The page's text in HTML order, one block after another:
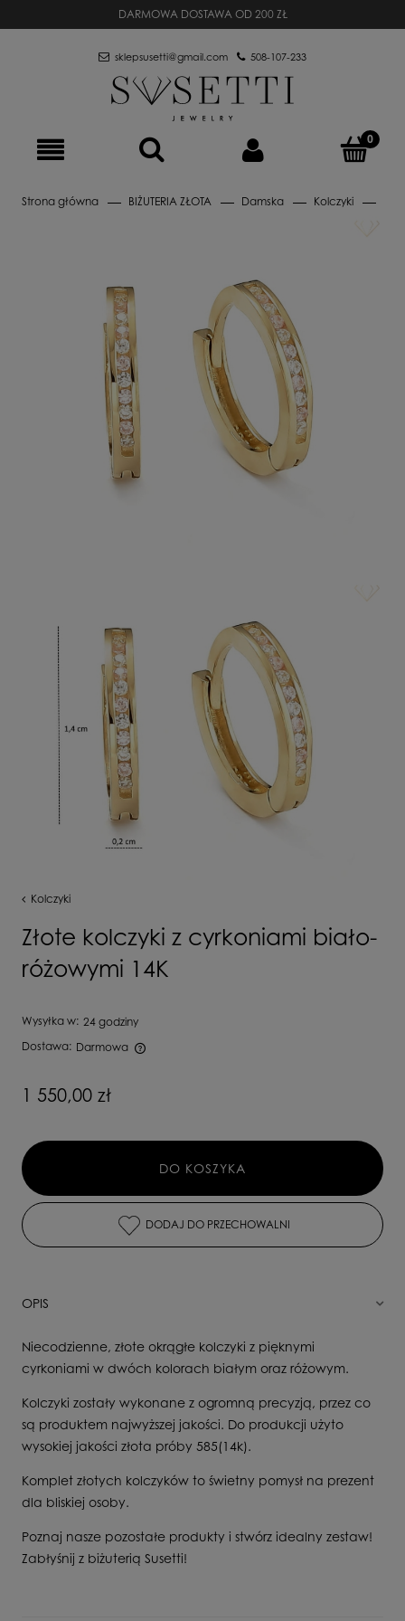
DARMOWA DOSTAWA OD 200 ZŁ
sklepsusetti@gmail.com 508-107-233
Strona główna BIŻUTERIA ZŁOTA Damska Kolczyki
Kolczyki
Złote kolczyki z cyrkoniami biało-
różowymi 14K
Wysyłka w: 24 godziny
Dostawa: Darmowa
1 550,00 zł
DO KOSZYKA
DODAJ DO PRZECHOWALNI
OPIS
Niecodzienne, złote okrągłe kolczyki z pięknymi
cyrkoniami w dwóch kolorach białym oraz różowym.
Kolczyki zostały wykonane z ogromną precyzją, przez co
są produktem najwyższej jakości. Do produkcji użyto
wysokiej jakości złota próby 585(14k).
Komplet złotych kolczyków to świetny pomysł na prezent
dla bliskiej osoby.
Poznaj nasze pozostałe produkty i stwórz idealny zestaw!
Zabłyśnij z biżuterią Susetti!